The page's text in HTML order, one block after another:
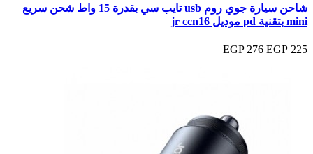
شاحن سيارة جوي روم usb تايب سي بقدرة 15 واط شحن سريع
mini بتقنية pd موديل jr ccn16
225 EGP
276 EGP